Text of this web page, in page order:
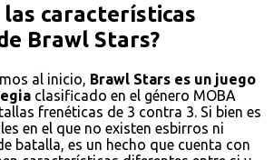
las características
Brawl Stars?
al inicio, Brawl Stars es un juego
clasificado en el género MOBA
frenéticas de 3 contra 3. Si bien es
en el que no existen esbirros ni
batalla, es un hecho que cuenta con